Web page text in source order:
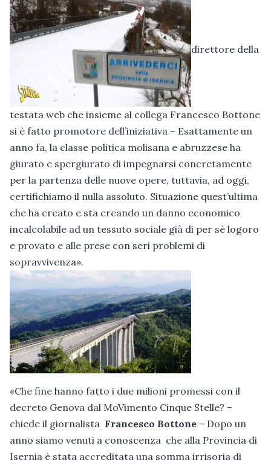
direttore della
testata web che insieme al collega Francesco Bottone
si è fatto promotore dell’iniziativa – Esattamente un
anno fa, la classe politica molisana e abruzzese ha
giurato e spergiurato di impegnarsi concretamente
per la partenza delle nuove opere, tuttavia, ad oggi,
certifichiamo il nulla assoluto. Situazione quest’ultima
che ha creato e sta creando un danno economico
incalcolabile ad un tessuto sociale già di per sé logoro
e provato e alle prese con seri problemi di
sopravvivenza».
«Che fine hanno fatto i due milioni promessi con il
decreto Genova dal MoVimento Cinque Stelle? –
chiede il giornalista Francesco Bottone – Dopo un
anno siamo venuti a conoscenza che alla Provincia di
Isernia è stata accreditata una somma irrisoria di